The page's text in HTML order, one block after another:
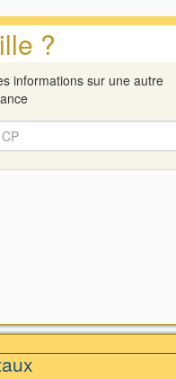
?
informations sur une autre